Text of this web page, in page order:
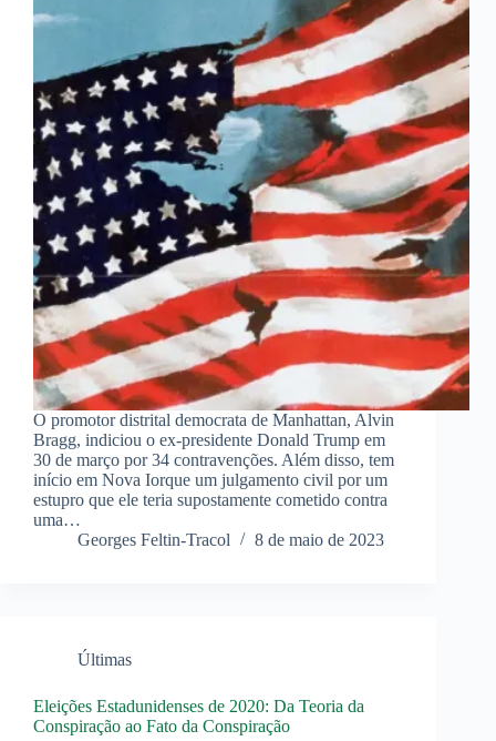
O promotor distrital democrata de Manhattan, Alvin
Bragg, indiciou o ex-presidente Donald Trump em
30 de março por 34 contravenções. Além disso, tem
início em Nova Iorque um julgamento civil por um
estupro que ele teria supostamente cometido contra
uma…
Georges Feltin-Tracol
8 de maio de 2023
Últimas
Eleições Estadunidenses de 2020: Da Teoria da
Conspiração ao Fato da Conspiração